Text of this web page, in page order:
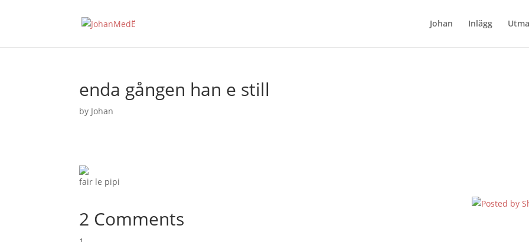
Johan Inlägg
enda gången han e still
by Johan
fair le pipi
2 Comments